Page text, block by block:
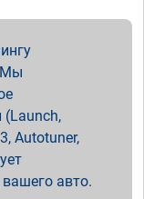
Мы
(Launch,
Autotuner,
авто.